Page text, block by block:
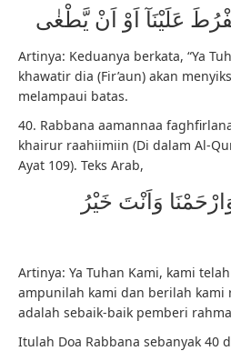
عَلَيْنَآ اَوْ اَنْ يَّطْغٰى
Artinya: Keduanya berkata, “Ya
khawatir dia (Fir’aun) akan
melampaui batas.
40. Rabbana aamannaa
khairur raahiimiin (Di dalam Al-
Ayat 109). Teks Arab,
وَارْحَمْنَا وَاَنْتَ خَيْرُ
Artinya: Ya Tuhan Kami, kami
ampunilah kami dan berilah kami
adalah sebaik-baik pemberi
Itulah Doa Rabbana sebanyak 40